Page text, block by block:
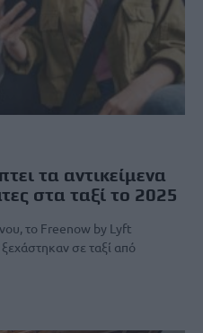
τα αντικείμενα
στα ταξί το 2025
το Freenow by Lyft
σε ταξί από